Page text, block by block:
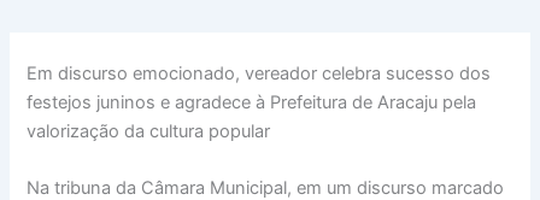
Em discurso emocionado, vereador celebra sucesso dos
festejos juninos e agradece à Prefeitura de Aracaju pela
valorização da cultura popular
Na tribuna da Câmara Municipal, em um discurso marcado